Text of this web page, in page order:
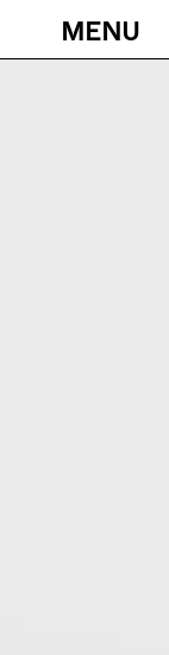
Toggle
MENU